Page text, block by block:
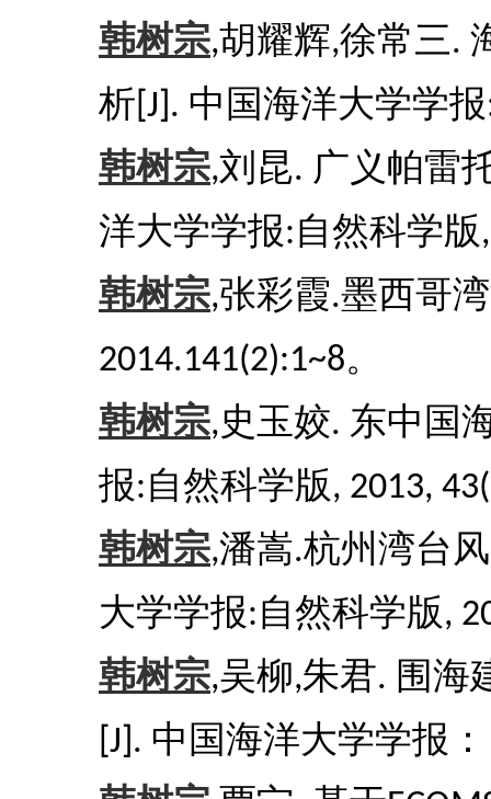
韩树宗,胡耀辉,徐常三.
析 [J]. 中国海洋大学学报
韩树宗,刘昆. 广义帕雷
洋大学学报:自然科学版
韩树宗,张彩霞.墨西哥
2014.141(2):1~8。
韩树宗,史玉姣. 东中国
报:自然科学版, 2013,
韩树宗,潘嵩.杭州湾台
大学学报:自然科学版,
韩树宗,吴柳,朱君. 围海
[J]. 中国海洋大学学报